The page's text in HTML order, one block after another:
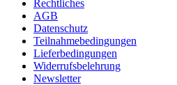
Rechtliches
AGB
Datenschutz
Teilnahmebedingungen
Lieferbedingungen
Widerrufsbelehrung
Newsletter